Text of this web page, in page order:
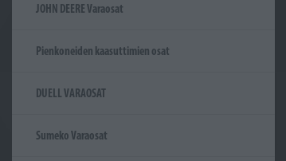
JOHN DEERE Varaosat
Pienkoneiden kaasuttimien osat
DUELL VARAOSAT
Sumeko Varaosat